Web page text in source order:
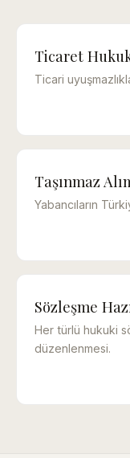
Ticaret
Ticari
Taşınmaz
Yabancıların
Sözleşme
Her türlü hukuki
düzenlenmesi.